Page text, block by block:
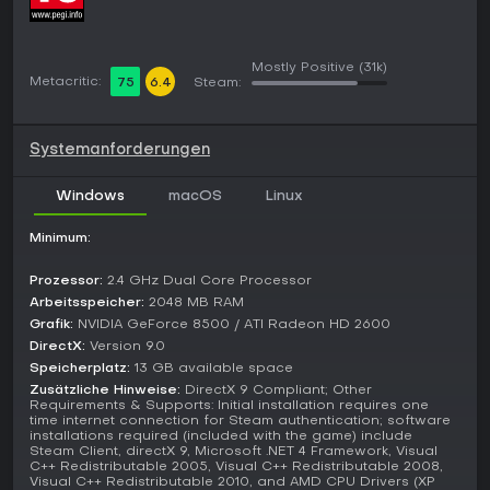
Domes zu überleben - diese versorgen zudem Jetpack-
Umwelt, etwa durch Low-Gravity-Dodges oder
Flankierungen.
werden kann. Im Co-op können Freunde jederzeit beitreten,
keine reinen PvP-Modi; stattdessen steht das Zusammenspiel
Außerhalb der Kampagne bieten Challenge-Modi wie Arena-
Kämpfe oder Zeit-Challenges spezifische Fähigkeiten auf die
Probe und locken mit Extra-Belohnungen. Post-Game-Inhalte
Replayability.
Story and Setting
Die Handlung spielt zwischen dem Original-Borderlands und
der Fortsetzung und zeigt Handsome Jacks Wandel vom
Programmierer zum Tyrannen. Als eine seiner anheuerten
Metacritic: 75 6.4 Steam:
Mostly Positive (31k)
Systemanforderungen
Windows macOS Linux
Minimum:
Prozessor: 2.4 GHz Dual Core Processor
Arbeitsspeicher: 2048 MB RAM
Grafik: NVIDIA GeForce 8500 / ATI Radeon HD 2600
DirectX: Version 9.0
Speicherplatz: 13 GB available space
Zusätzliche Hinweise: DirectX 9 Compliant; Other
Requirements & Supports: Initial installation requires one
time internet connection for Steam authentication; software
installations required (included with the game) include
Steam Client, directX 9, Microsoft .NET 4 Framework, Visual
C++ Redistributable 2005, Visual C++ Redistributable 2008,
Visual C++ Redistributable 2010, and AMD CPU Drivers (XP